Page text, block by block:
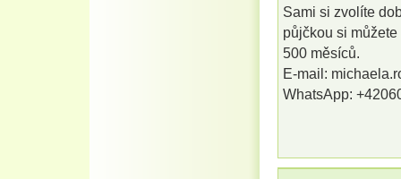
Sami si zvolíte
půjčkou si
500 měsíců.
E-mail:
WhatsApp: